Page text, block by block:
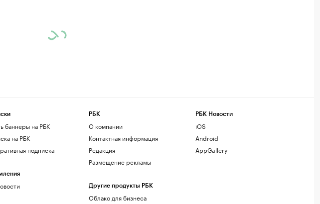
баннеры на РБК
на РБК
подписка
РБК
О компании
Контактная информация
Редакция
Размещение рекламы
Другие продукты РБК
Облако для бизнеса
РБК Новости
iOS
Android
AppGallery